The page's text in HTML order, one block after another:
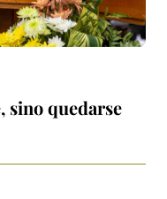
sino quedarse